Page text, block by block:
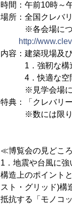
時間：午前10時～
場所：全国クレバ
※各会場につい
http://
内容：建築現場及
1．強靭な構造
4．快適な空間
※見学会場によ
特典：「クレバリ
※数には限りが
≪博覧会の見どこ
1．地震や台風に強
構造上のポイント
スト・グリッド)構
抵抗する「モノコ